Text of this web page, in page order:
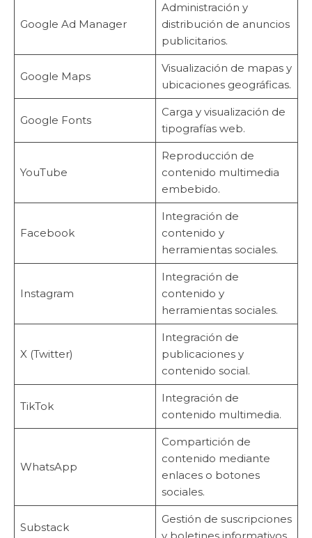
Google Ad Manager
Administración y
distribución de anuncios
publicitarios.
Google Maps
Visualización de mapas y
ubicaciones geográficas.
Google Fonts
Carga y visualización de
tipografías web.
YouTube
Reproducción de
contenido multimedia
embebido.
Facebook
Integración de
contenido y
herramientas sociales.
Instagram
Integración de
contenido y
herramientas sociales.
X (Twitter)
Integración de
publicaciones y
contenido social.
TikTok
Integración de
contenido multimedia.
WhatsApp
Compartición de
contenido mediante
enlaces o botones
sociales.
Substack
Gestión de suscripciones